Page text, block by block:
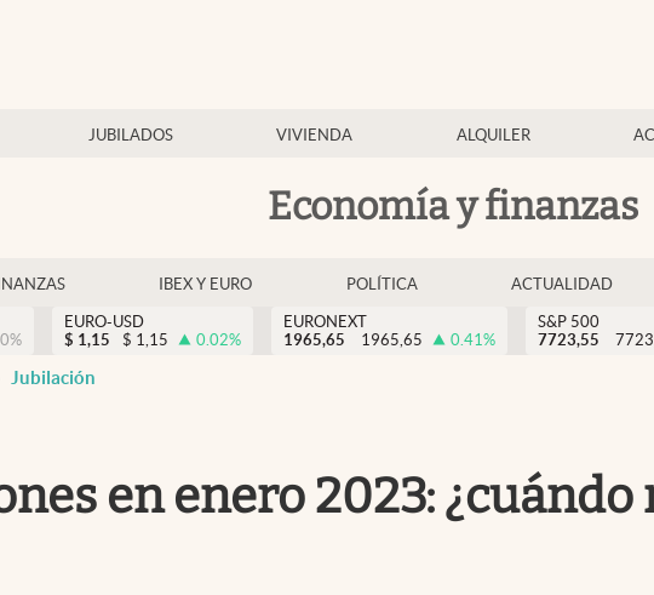
JUBILADOS VIVIENDA ALQUILER
Economía y finanzas
IBEX Y EURO POLÍTICA ACTUALIDAD
%
EURO-USD
$ 1,15 $ 1,15 0.02%
EURONEXT
1965,65
1965,65 0.41%
S&P 500
7723,55
Jubilación
en enero 2023: